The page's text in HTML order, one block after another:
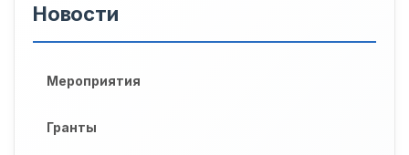
Новости
Мероприятия
Гранты